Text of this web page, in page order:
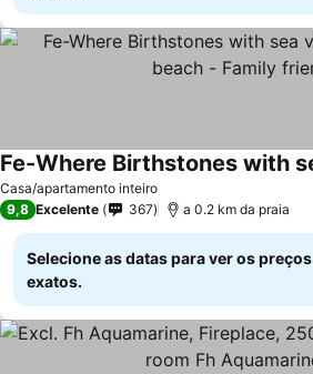
Casa/apartamento inteiro
9,8 Excelente 367 a 0.2 km da praia
Selecione as datas para ver os preços
exatos.